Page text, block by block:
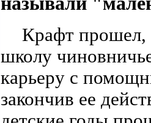
Крафт прошел,
школу
карьеру с
закончив ее